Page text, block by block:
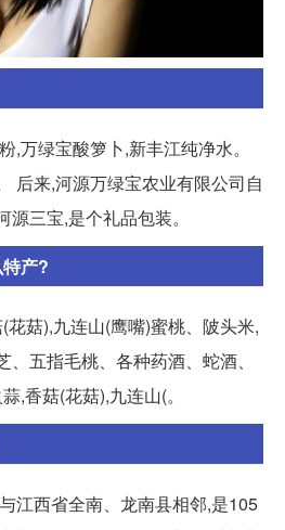
,万绿宝酸箩卜,新丰江纯净水。
后来,河源万绿宝农业有限公司自
三宝,是个礼品包装。
产?
菇),九连山(鹰嘴)蜜桃、陂头米,
五指毛桃、各种药酒、蛇酒、
,香菇(花菇),九连山(。
江西省全南、龙南县相邻,是105